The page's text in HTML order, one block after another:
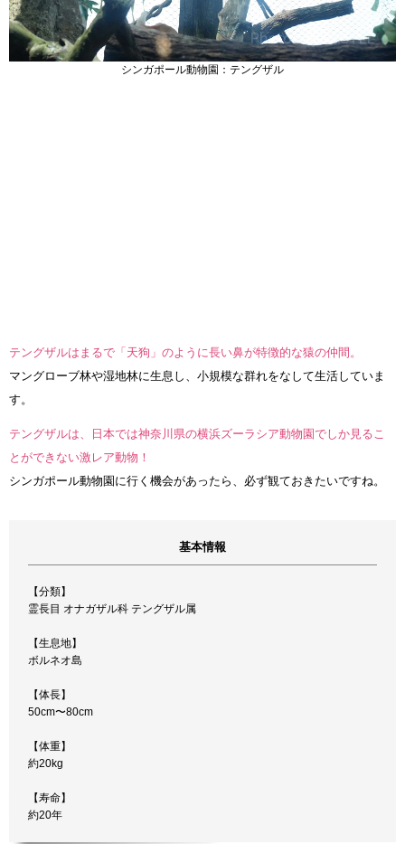
シンガポール動物園：テングザル
テングザルはまるで「天狗」のように長い鼻が特徴的な猿の仲間。
マングローブ林や湿地林に生息し、小規模な群れをなして生活していま
す。
テングザルは、日本では神奈川県の横浜ズーラシア動物園でしか見るこ
とができない激レア動物！
シンガポール動物園に行く機会があったら、必ず観ておきたいですね。
基本情報
【分類】
霊長目 オナガザル科 テングザル属
【生息地】
ボルネオ島
【体長】
50cm〜80cm
【体重】
約20kg
【寿命】
約20年